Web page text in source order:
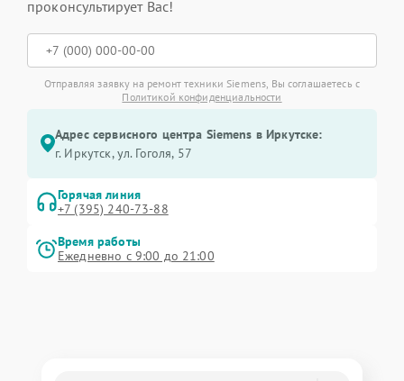
проконсультирует Вас!
Отправляя заявку на ремонт техники Siemens, Вы соглашаетесь с
Политикой конфиденциальности
Адрес сервисного центра Siemens в Иркутске:
г. Иркутск, ул. ​Гоголя, 57
Горячая линия
+7 (395) 240-73-88
Время работы
Ежедневно с 9:00 до 21:00